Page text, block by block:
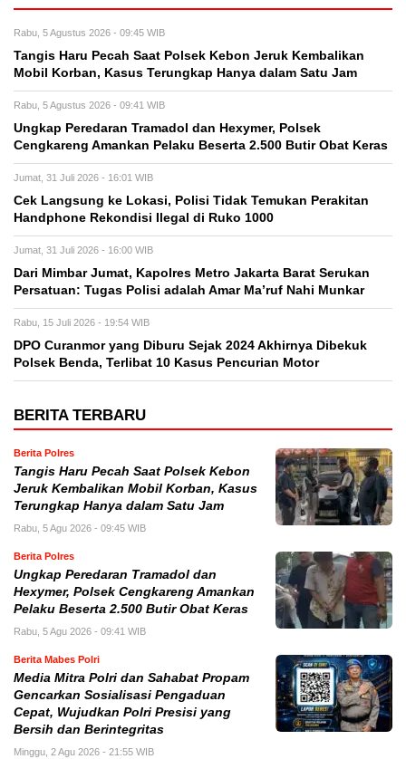
Rabu, 5 Agustus 2026 - 09:45 WIB
Tangis Haru Pecah Saat Polsek Kebon Jeruk Kembalikan
Mobil Korban, Kasus Terungkap Hanya dalam Satu Jam
Rabu, 5 Agustus 2026 - 09:41 WIB
Ungkap Peredaran Tramadol dan Hexymer, Polsek
Cengkareng Amankan Pelaku Beserta 2.500 Butir Obat Keras
Jumat, 31 Juli 2026 - 16:01 WIB
Cek Langsung ke Lokasi, Polisi Tidak Temukan Perakitan
Handphone Rekondisi Ilegal di Ruko 1000
Jumat, 31 Juli 2026 - 16:00 WIB
Dari Mimbar Jumat, Kapolres Metro Jakarta Barat Serukan
Persatuan: Tugas Polisi adalah Amar Ma’ruf Nahi Munkar
Rabu, 15 Juli 2026 - 19:54 WIB
DPO Curanmor yang Diburu Sejak 2024 Akhirnya Dibekuk
Polsek Benda, Terlibat 10 Kasus Pencurian Motor
BERITA TERBARU
Berita Polres
Tangis Haru Pecah Saat Polsek Kebon
Jeruk Kembalikan Mobil Korban, Kasus
Terungkap Hanya dalam Satu Jam
Rabu, 5 Agu 2026 - 09:45 WIB
Berita Polres
Ungkap Peredaran Tramadol dan
Hexymer, Polsek Cengkareng Amankan
Pelaku Beserta 2.500 Butir Obat Keras
Rabu, 5 Agu 2026 - 09:41 WIB
Berita Mabes Polri
Media Mitra Polri dan Sahabat Propam
Gencarkan Sosialisasi Pengaduan
Cepat, Wujudkan Polri Presisi yang
Bersih dan Berintegritas
Minggu, 2 Agu 2026 - 21:55 WIB